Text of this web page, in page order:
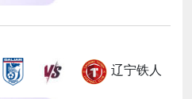
辽宁铁人